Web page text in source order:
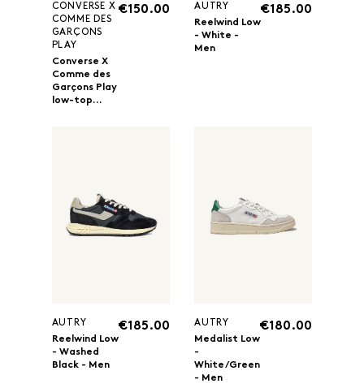
CONVERSE X
COMME DES
GARÇONS
PLAY
Converse X
Comme des
Garçons Play
low-top...
€150.00
AUTRY
Reelwind Low
- White -
Men
€185.00
AUTRY
Reelwind Low
- Washed
Black - Men
€185.00
AUTRY
Medalist Low
-
White/Green
- Men
€180.00